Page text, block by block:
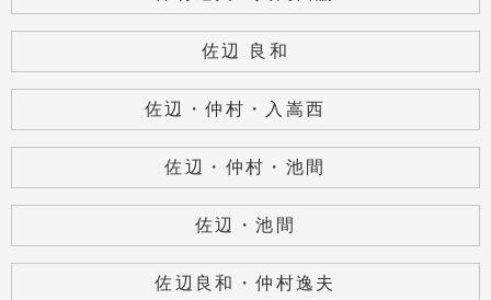
佐辺 良和
佐辺・仲村・入嵩西
佐辺・仲村・池間
佐辺・池間
佐辺良和・仲村逸夫